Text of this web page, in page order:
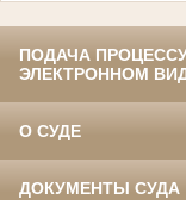
ПОДАЧА
ЭЛЕКТРОННОМ
О СУДЕ
ДОКУМЕНТЫ СУДА